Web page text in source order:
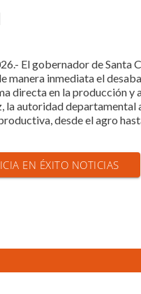
El gobernador de Santa
manera inmediata el
directa en la producción y
la autoridad
desde el agro
EN ÉXITO NOTICIAS